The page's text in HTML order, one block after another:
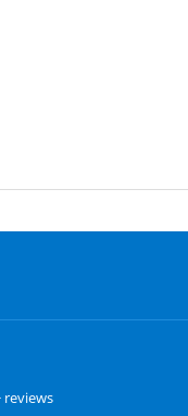
reviews